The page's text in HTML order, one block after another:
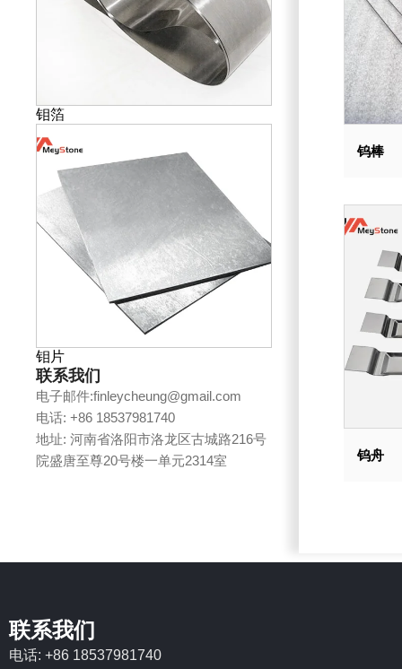
钼箔
钼片
联系我们
电子邮件:finleycheung@gmail.com
电话: +86 18537981740
地址: 河南省洛阳市洛龙区古城路216号
院盛唐至尊20号楼一单元2314室
钨棒
钨舟
联系我们
电话: +86 18537981740